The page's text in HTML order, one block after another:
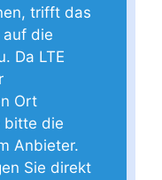
trifft das
die
Da LTE
Ort
bitte die
Anbieter.
Sie direkt